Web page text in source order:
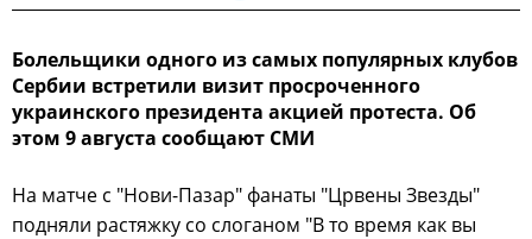
Болельщики одного из самых популярных клубов
Сербии встретили визит просроченного
украинского президента акцией протеста. Об
этом 9 августа сообщают СМИ
На матче с "Нови-Пазар" фанаты "Црвены Звезды"
подняли растяжку со слоганом "В то время как вы